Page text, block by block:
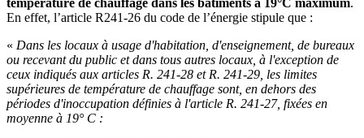
température de chauffage dans les bâtiments à 19°C maximum.
En effet, l’article R241-26 du code de l’énergie stipule que :
« Dans les locaux à usage d'habitation, d'enseignement, de bureaux
ou recevant du public et dans tous autres locaux, à l'exception de
ceux indiqués aux articles R. 241-28 et R. 241-29, les limites
supérieures de température de chauffage sont, en dehors des
périodes d'inoccupation définies à l'article R. 241-27, fixées en
moyenne à 19° C :